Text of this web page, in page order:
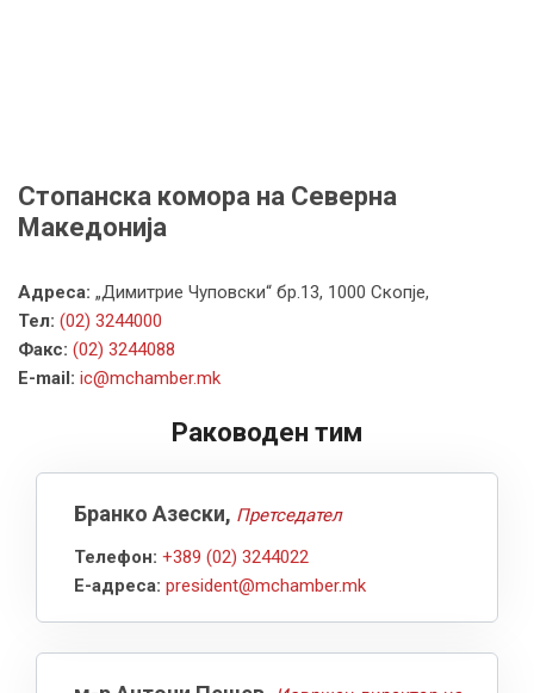
Стопанска комора на Северна
Македонија
Адреса: „Димитрие Чуповски“ бр.13, 1000 Скопје,
Тел: (02) 3244000
Факс: (02) 3244088
E-mail: ic@mchamber.mk
Раководен тим
Бранко Азески, Претседател
Телефон: +389 (02) 3244022
Е-адреса: president@mchamber.mk